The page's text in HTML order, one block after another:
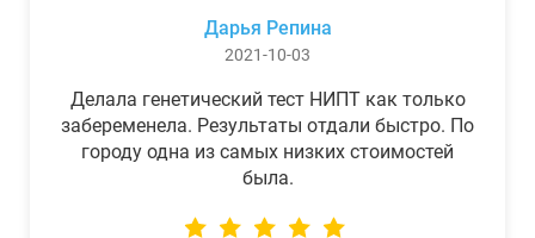
Дарья Репина
2021-10-03
Делала генетический тест НИПТ как только
забеременела. Результаты отдали быстро. По
городу одна из самых низких стоимостей
была.